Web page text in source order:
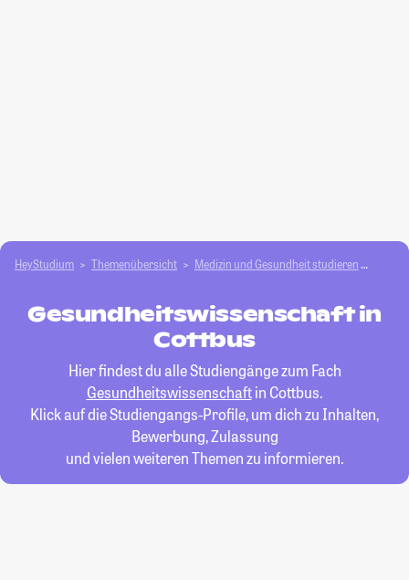
HeyStudium Themenübersicht Medizin und Gesundheit studieren
Gesundheitswissenschaft in
Cottbus
Hier findest du alle Studiengänge zum Fach
Gesundheitswissenschaftin Cottbus.
Klick auf die Studiengangs-Profile, um dich zu Inhalten,
Bewerbung, Zulassung
und vielen weiteren Themen zu informieren.